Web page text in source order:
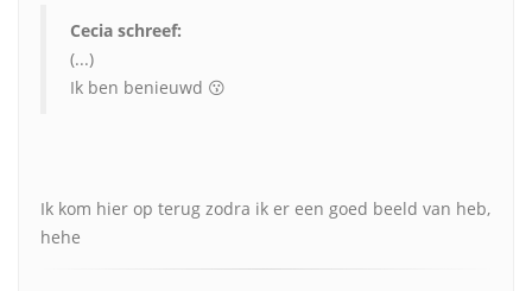
Cecia schreef:
(...)
Ik ben benieuwd 😗
Ik kom hier op terug zodra ik er een goed beeld van heb,
hehe